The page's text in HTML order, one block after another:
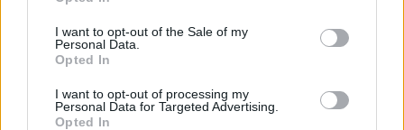
use your data for below specified purposes in below Google
consent section.
I want to opt-out of the Sale of my
Personal Data.
Opted In
I want to opt-out of processing my
Personal Data for Targeted Advertising.
Opted In
ΓΕΩΠΟΝΙΑΣ
ΕΙΚΑΣΤΙΚΩΝ ΤΕΧΝΩΝ 117
ΙΣΤΟΡΙΑΣ & ΑΡΧΑΙΟΛΟΓΙΑΣ 307 220